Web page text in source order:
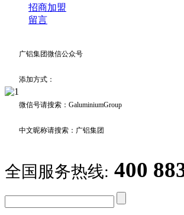
招商加盟
留言
广铝集团微信公众号
添加方式：
微信号请搜索：GaluminiumGroup
中文昵称请搜索：广铝集团
全国服务热线: 400